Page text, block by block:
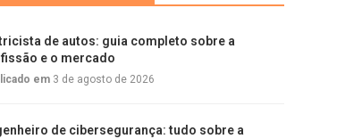
de autos: guia completo sobre a
e o mercado
em 3 de agosto de 2026
de cibersegurança: tudo sobre a